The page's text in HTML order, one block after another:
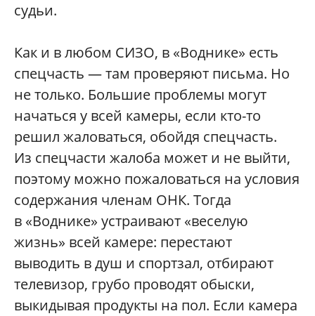
судьи.
Как и в любом СИЗО, в «Воднике» есть
спецчасть — там проверяют письма. Но
не только. Большие проблемы могут
начаться у всей камеры, если кто-то
решил жаловаться, обойдя спецчасть.
Из спецчасти жалоба может и не выйти,
поэтому можно пожаловаться на условия
содержания членам ОНК. Тогда
в «Воднике» устраивают «веселую
жизнь» всей камере: перестают
выводить в душ и спортзал, отбирают
телевизор, грубо проводят обыски,
выкидывая продукты на пол. Если камера